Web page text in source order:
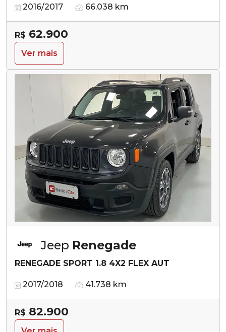
2016/2017 66.038 km
R$ 62.900
Ver mais
Jeep Renegade
RENEGADE SPORT 1.8 4X2 FLEX AUT
2017/2018 41.738 km
R$ 82.900